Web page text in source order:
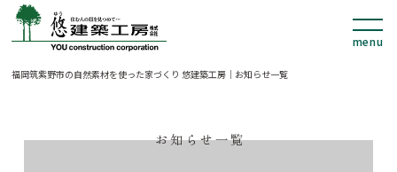
福岡筑紫野市の自然素材を使った家づくり 悠建築工房｜お知らせ一覧
NEWS
お知らせ一覧